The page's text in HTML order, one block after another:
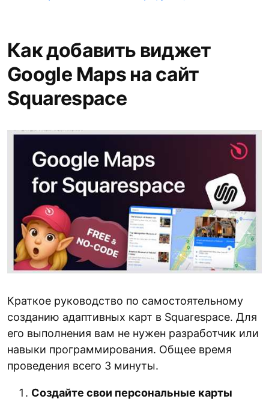
Как добавить виджет
Google Maps на сайт
Squarespace
Краткое руководство по самостоятельному
созданию адаптивных карт в Squarespace. Для
его выполнения вам не нужен разработчик или
навыки программирования. Общее время
проведения всего 3 минуты.
Создайте свои персональные карты